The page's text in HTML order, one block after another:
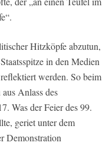
Hitzköpfe abzutun,
in den Medien
werden. So beim
Anlass des
Was der Feier des 99.
geriet unter dem
Demonstration